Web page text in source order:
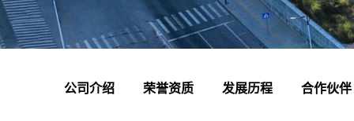
公司介绍 荣誉资质 发展历程 合作伙伴